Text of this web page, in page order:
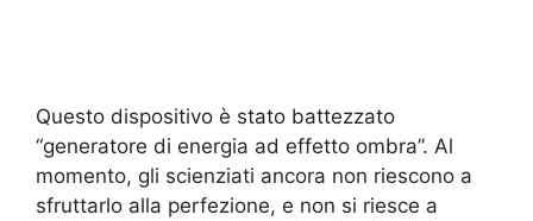
Questo dispositivo è stato battezzato
“generatore di energia ad effetto ombra”. Al
momento, gli scienziati ancora non riescono a
sfruttarlo alla perfezione, e non si riesce a